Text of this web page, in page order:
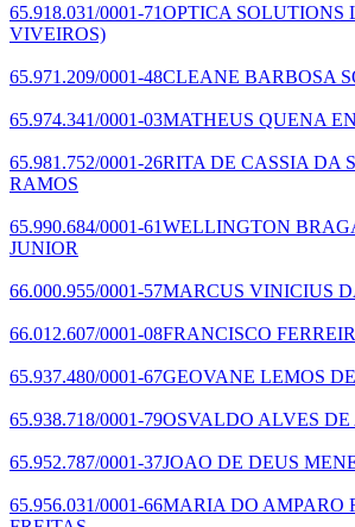
65.918.031/0001-71OPTICA SOLUTIONS
VIVEIROS)
65.971.209/0001-48CLEANE BARBOSA
65.974.341/0001-03MATHEUS QUENA
65.981.752/0001-26RITA DE CASSIA DA
RAMOS
65.990.684/0001-61WELLINGTON
JUNIOR
66.000.955/0001-57MARCUS VINICIUS
66.012.607/0001-08FRANCISCO
65.937.480/0001-67GEOVANE LEMOS
65.938.718/0001-79OSVALDO ALVES DE
65.952.787/0001-37JOAO DE DEUS
65.956.031/0001-66MARIA DO AMPARO